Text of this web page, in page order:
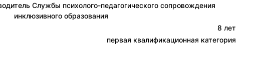
Службы психолого-педагогического сопровождения
инклюзивного образования
8 лет
первая квалификационная категория